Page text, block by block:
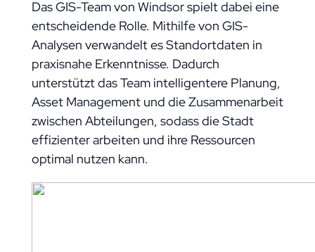
Das GIS-Team von Windsor spielt dabei eine
entscheidende Rolle. Mithilfe von GIS-
Analysen verwandelt es Standortdaten in
praxisnahe Erkenntnisse. Dadurch
unterstützt das Team intelligentere Planung,
Asset Management und die Zusammenarbeit
zwischen Abteilungen, sodass die Stadt
effizienter arbeiten und ihre Ressourcen
optimal nutzen kann.